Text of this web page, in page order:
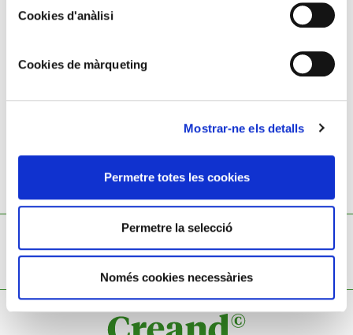
Cookies d'anàlisi
Cookies de màrqueting
Mostrar-ne els detalls
Permetre totes les cookies
Permetre la selecció
Només cookies necessàries
35 x 50 cm
Gabriel Amat Pagès,
TAMBÉ ET POT INTERESSAR